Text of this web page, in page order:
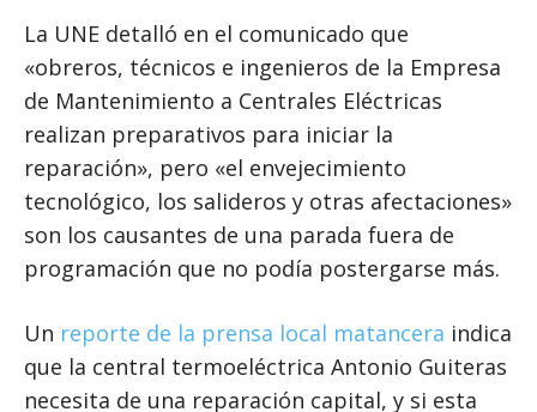
La UNE detalló en el comunicado que
«obreros, técnicos e ingenieros de la Empresa
de Mantenimiento a Centrales Eléctricas
realizan preparativos para iniciar la
reparación», pero «el envejecimiento
tecnológico, los salideros y otras afectaciones»
son los causantes de una parada fuera de
programación que no podía postergarse más.
Un reporte de la prensa local matancera indica
que la central termoeléctrica Antonio Guiteras
necesita de una reparación capital, y si esta